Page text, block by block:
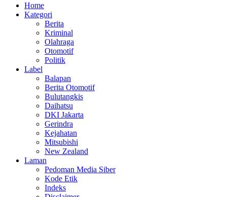
Home
Kategori
Berita
Kriminal
Olahraga
Otomotif
Politik
Label
Balapan
Berita Otomotif
Bulutangkis
Daihatsu
DKI Jakarta
Gerindra
Kejahatan
Mitsubishi
New Zealand
Laman
Pedoman Media Siber
Kode Etik
Indeks